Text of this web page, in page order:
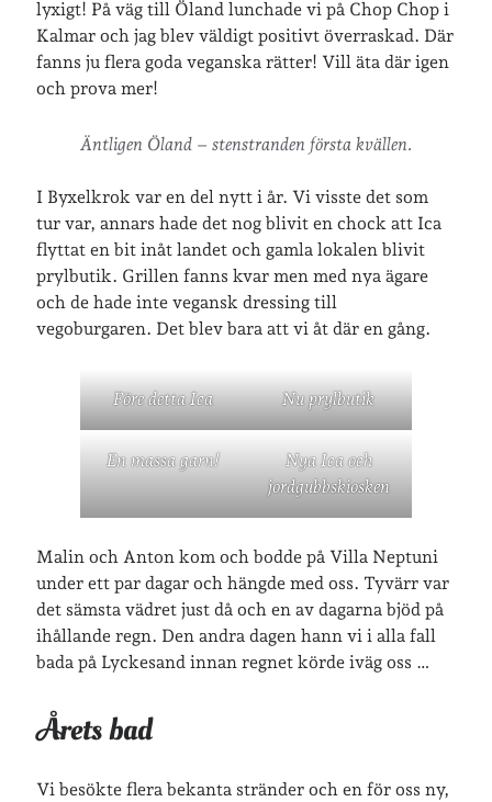
lyxigt! På väg till Öland lunchade vi på Chop Chop i
Kalmar och jag blev väldigt positivt överraskad. Där
fanns ju flera goda veganska rätter! Vill äta där igen
och prova mer!
Äntligen Öland – stenstranden första kvällen.
I Byxelkrok var en del nytt i år. Vi visste det som
tur var, annars hade det nog blivit en chock att Ica
flyttat en bit inåt landet och gamla lokalen blivit
prylbutik. Grillen fanns kvar men med nya ägare
och de hade inte vegansk dressing till
vegoburgaren. Det blev bara att vi åt där en gång.
Före detta Ica Nu prylbutik
En massa garn!
Nya Ica och
jordgubbskiosken
Malin och Anton kom och bodde på Villa Neptuni
under ett par dagar och hängde med oss. Tyvärr var
det sämsta vädret just då och en av dagarna bjöd på
ihållande regn. Den andra dagen hann vi i alla fall
bada på Lyckesand innan regnet körde iväg oss …
Årets bad
Vi besökte flera bekanta stränder och en för oss ny,